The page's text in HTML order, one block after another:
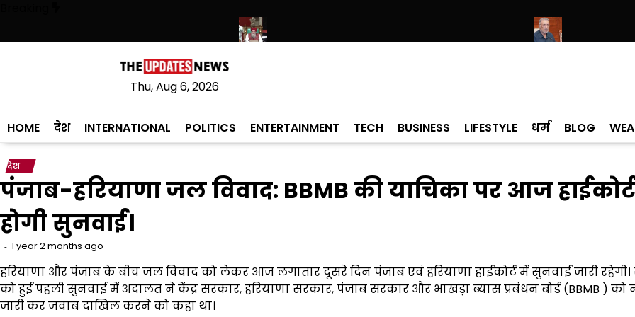
content
प्राइवेट स्कूल फीस तक कई प्रस्तावों को मंजूरी पंजाब विधानसभा में रोजगार और औद्योगिक निवेश पर धन्यवाद प्रस्ताव पारित
Thu, Aug 6, 2026
HOME देश INTERNATIONAL POLITICS ENTERTAINMENT TECH BUSINESS LIFESTYLE धर्म BLOG
देश
पंजाब-हरियाणा जल विवाद: BBMB की याचिका पर आज
होगी सुनवाई।
1 year 2 months ago
हरियाणा और पंजाब के बीच जल विवाद को लेकर आज लगातार दूसरे दिन पंजाब एवं हरियाणा हाईकोर्ट में सुनवाई जारी रहेगी।
को हुई पहली सुनवाई में अदालत ने केंद्र सरकार, हरियाणा सरकार, पंजाब सरकार और भाखड़ा ब्यास प्रबंधन बोर्ड (BBMB ) को
जारी कर जवाब दाखिल करने को कहा था।